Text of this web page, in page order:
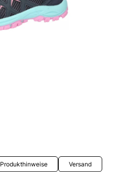
Produkthinweise Versand